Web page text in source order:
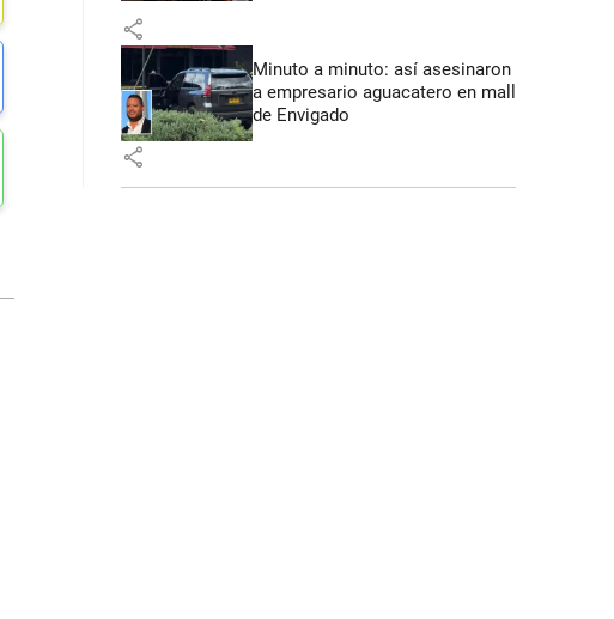
share
Minuto a minuto: así asesinaron
a empresario aguacatero en mall
de Envigado
share